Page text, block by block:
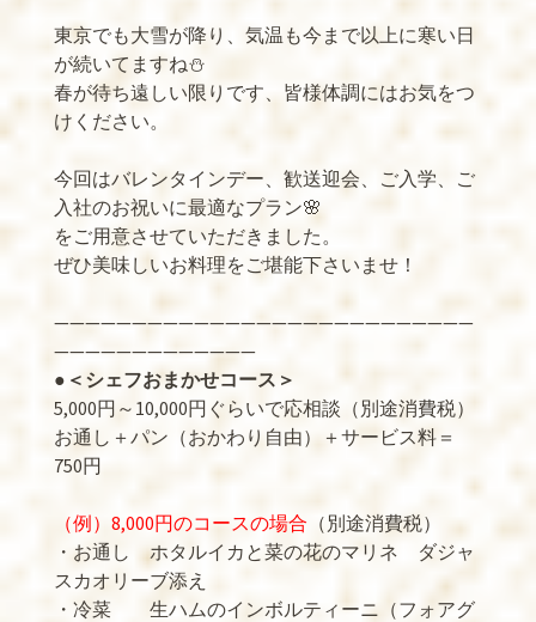
東京でも大雪が降り、気温も今まで以上に寒い日
が続いてますね⛄
春が待ち遠しい限りです、皆様体調にはお気をつ
けください。
今回はバレンタインデー、歓送迎会、ご入学、ご
入社のお祝いに最適なプラン🌸
をご用意させていただきました。
ぜひ美味しいお料理をご堪能下さいませ！
———————————————————————————
—————————————
● ＜シェフおまかせコース＞
5,000円～10,000円ぐらいで応相談（別途消費税）
お通し＋パン（おかわり自由）＋サービス料＝
750円
（例）8,000円のコースの場合 （別途消費税）
・お通し ホタルイカと菜の花のマリネ ダジャ
スカオリーブ添え
・冷菜 生ハムのインボルティーニ（フォアグ